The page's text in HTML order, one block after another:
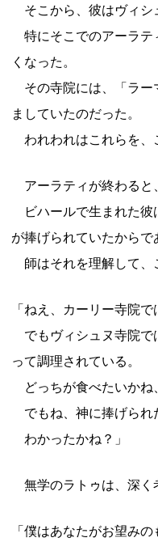
そこから、彼はヴィシ
特にそこでのアーラテ
くなった。
その寺院には、「ラー
ましていたのだった。
われわれはこれらを、
アーラティが終わると
ビハールで生まれた彼
が捧げられていたからで
師はそれを理解して、
「ねえ、カーリー寺院
でもヴィシュヌ寺院で
って調理されている。
どっちが食べたいかね
でもね、神に捧げられ
わかったかね？」
無学のラトゥは、深く
「僕はあなたがお望みの